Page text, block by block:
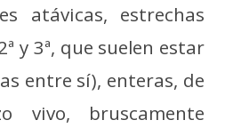
atávicas, estrechas
y 3ª, que suelen estar
entre sí), enteras, de
vivo, bruscamente